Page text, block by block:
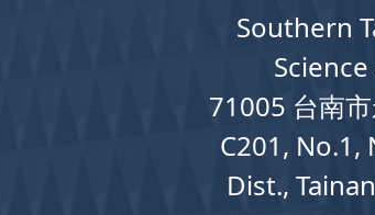
Southern
71005 台南
C201, No.1,
Dist.,